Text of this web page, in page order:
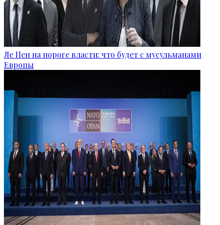
Ле Пен на пороге власти: что будет с мусульманами
Европы